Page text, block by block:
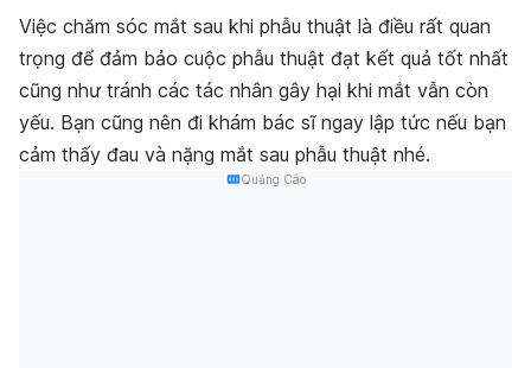
Việc chăm sóc mắt sau khi phẫu thuật là điều rất quan
trọng để đảm bảo cuộc phẫu thuật đạt kết quả tốt nhất
cũng như tránh các tác nhân gây hại khi mắt vẫn còn
yếu. Bạn cũng nên đi khám bác sĩ ngay lập tức nếu bạn
cảm thấy đau và nặng mắt sau phẫu thuật nhé.
Quảng Cáo